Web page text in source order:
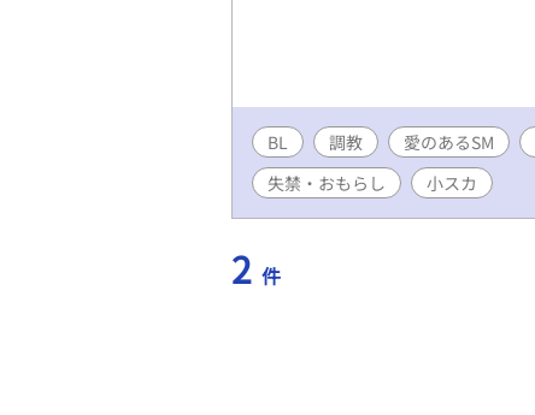
BL 調教 愛のあるSM
失禁・おもらし
小スカ
2 件